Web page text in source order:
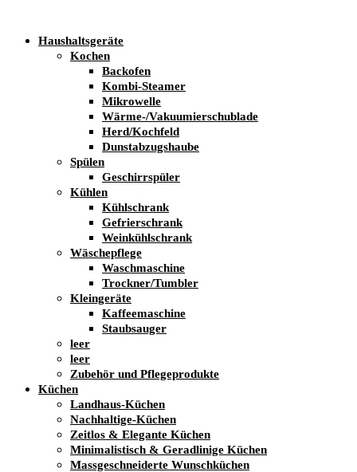
Haushaltsgeräte
Kochen
Backofen
Kombi-Steamer
Mikrowelle
Wärme-/Vakuumierschublade
Herd/Kochfeld
Dunstabzugshaube
Spülen
Geschirrspüler
Kühlen
Kühlschrank
Gefrierschrank
Weinkühlschrank
Wäschepflege
Waschmaschine
Trockner/Tumbler
Kleingeräte
Kaffeemaschine
Staubsauger
leer
leer
Zubehör und Pflegeprodukte
Küchen
Landhaus-Küchen
Nachhaltige-Küchen
Zeitlos & Elegante Küchen
Minimalistisch & Geradlinige Küchen
Massgeschneiderte Wunschküchen